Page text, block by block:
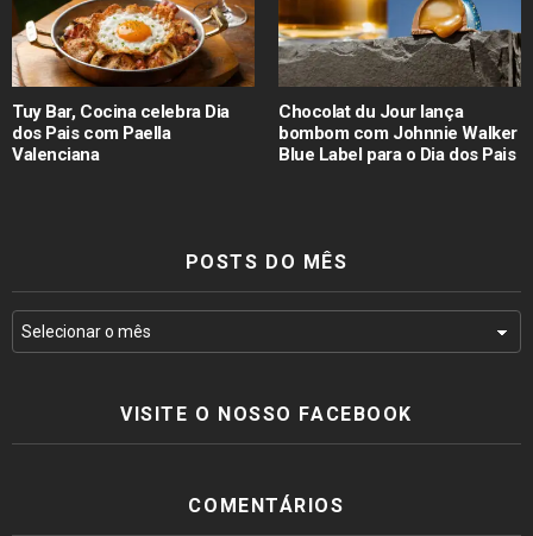
Tuy Bar, Cocina celebra Dia
dos Pais com Paella
Valenciana
Chocolat du Jour lança
bombom com Johnnie Walker
Blue Label para o Dia dos Pais
POSTS DO MÊS
VISITE O NOSSO FACEBOOK
COMENTÁRIOS